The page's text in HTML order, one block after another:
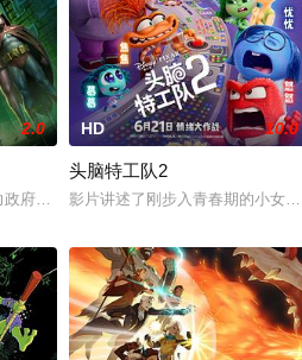
2.0
府的超级英雄“笑匠”爱德华·布莱克被人
HD 10.0
头脑特工队2
影片讲述了刚步入青春期的小女